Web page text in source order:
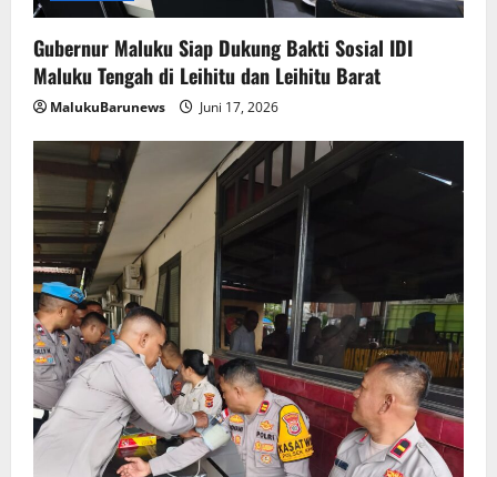
Gubernur Maluku Siap Dukung Bakti Sosial IDI
Maluku Tengah di Leihitu dan Leihitu Barat
MalukuBarunews Juni 17, 2026